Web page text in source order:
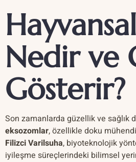
Nedir ve
Gösterir?
Son zamanlarda güzellik ve sağlık
eksozomlar, özellikle doku
Filizci Varilsuha, biyoteknolojik
iyileşme süreçlerindeki bilimsel